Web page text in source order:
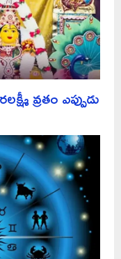
వ్రతం ఎప్పుడు